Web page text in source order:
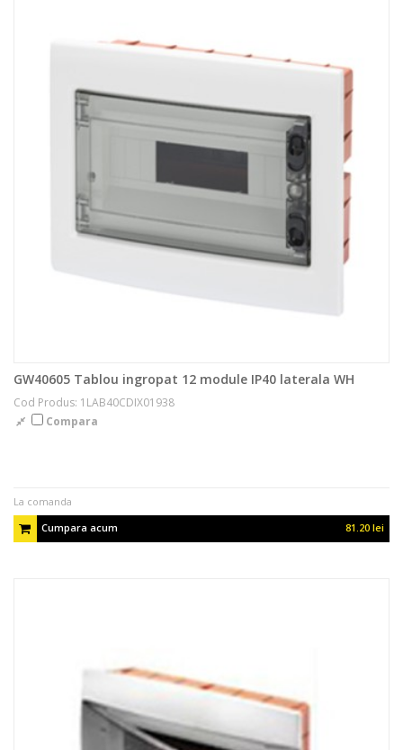
GW40605 Tablou ingropat 12 module IP40 laterala WH
Cod Produs: 1LAB40CDIX01938
Compara
La comanda
Cumpara acum
81.20 lei